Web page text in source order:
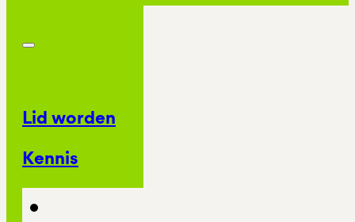
Lid worden
Kennis